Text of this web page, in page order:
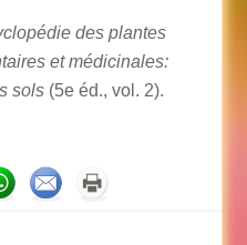
des plantes
et médicinales:
sols (5e éd., vol. 2).